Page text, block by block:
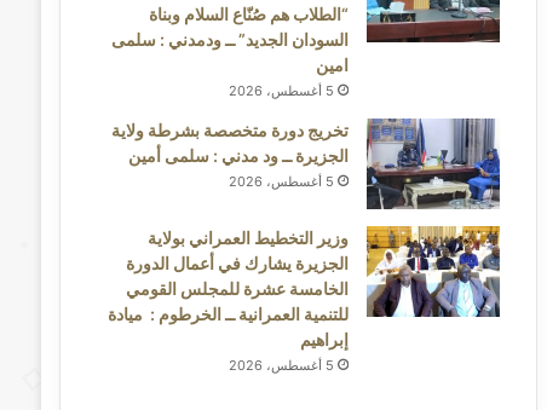
“الطلاب هم صُنّاع السلام وبناة
السودان الجديد” ــ ودمدني : سلمى
امين
5 أغسطس، 2026
تخريج دورة متخصصة بشرطة ولاية
الجزيرة ــ ود مدني : سلمى أمين
5 أغسطس، 2026
وزير التخطيط العمراني بولاية
الجزيرة يشارك في أعمال الدورة
الخامسة عشرة للمجلس القومي
للتنمية العمرانية ــ الخرطوم : ميادة
إبراهيم
5 أغسطس، 2026